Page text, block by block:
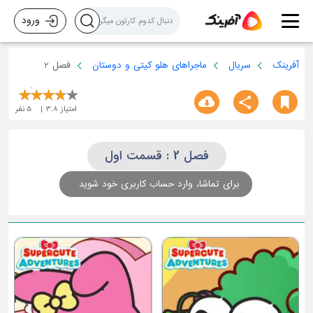
ورود
آفرینک سریال ماجراهای هلو کیتی و دوستان فصل 2
امتیاز 3.8
5 نفر
فصل 2 : قسمت اول
برای تماشا، وارد حساب کاربری خود شوید